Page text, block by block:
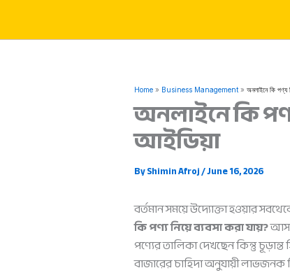
content
Home Business Management অনলাইনে কি পণ্য
অনলাইনে কি
আইডিয়া
ByShimin Afroj/June 16, 2026
বর্তমান সময়ে উদ্যোক্তা হওয়ার
কি পণ্য নিয়ে ব্যবসা করা যায়?
পণ্যের তালিকা দেখছেন কিন্তু
বাজারের চাহিদা অনুযায়ী